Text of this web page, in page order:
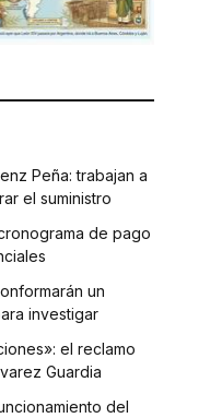
Peña: trabajan a
el suministro
de pago
un
investigar
el reclamo
Guardia
del